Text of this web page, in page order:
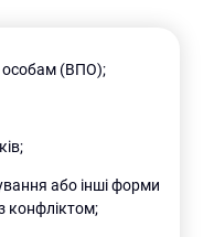
особам (ВПО);
або інші форми
конфліктом;